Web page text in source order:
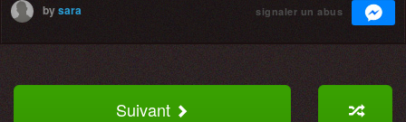
bysara signaler un abus
Suivant